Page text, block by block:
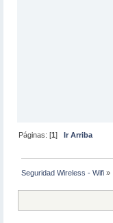
Páginas: [1]Ir Arriba
Seguridad Wireless - Wifi »